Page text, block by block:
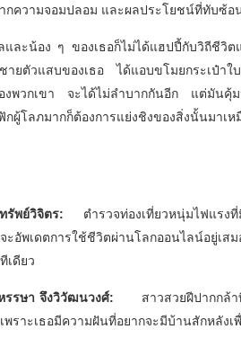
กความจอมปลอม และผลประโยชน์ที่ทับซ้อ
และน้อง ๆ ของเธอก็ไม่ได้แฮปปี้กับวิถีชีวิ
ยตัวแสบของเธอ ได้แอบขโมยกระเป๋า
งพวกเขา จะได้ไม่ลำบากกันอีก แต่มันคุ้
ผู้โลภมากก็ต้องการแย่งชิงของสิ่งนั้นมา
รัพย์วิจิตร:
ตำรวจท่องเที่ยวหนุ่มไฟแรง
ะอัพเดตการใช้ชีวิตผ่านโลกออนไลน์อยู่เ
เดียว
รรษา จึงวิวัฒนวงศ์: สาวสวยฝีปากกล้าที่เ
ราะเธอมีความฝันที่อยากจะมีบ้านสักหลัง